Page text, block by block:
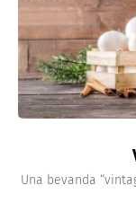
Una bevanda